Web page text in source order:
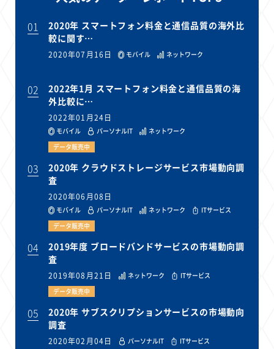
01
2020年 スマートフォン料金と通信品質の海外比
較に関す…
2020年07月16日 モバイル ネットワーク
02
2022年1月 スマートフォン料金と通信品質の海
外比較に…
2022年01月24日
モバイル パーソナルIT
ネットワーク
データ販売中
03
2020年 クラウドストレージサービス市場動向調
査
2020年06月08日
モバイル パーソナルIT ネットワーク
ITサービス
データ販売中
04
2019年度 ブロードバンドサービスの市場動向調
査
2019年08月21日 ネットワーク
ITサービス
データ販売中
05
2020年 サブスクリプションサービスの市場動向
調査
2020年02月04日 パーソナルIT
ITサービス